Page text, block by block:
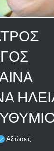
Αξιώσεις